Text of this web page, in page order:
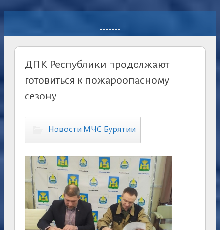
-------
ДПК Республики продолжают
готовиться к пожароопасному
сезону
Новости МЧС Бурятии